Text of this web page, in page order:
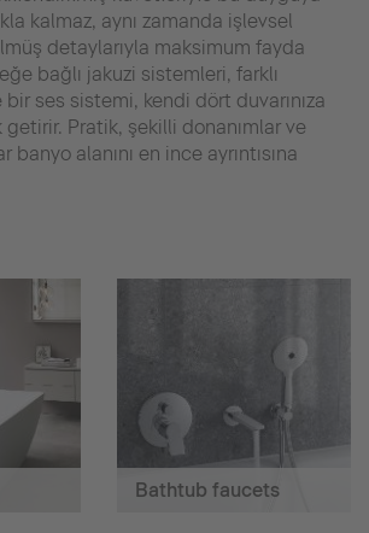
kalmaz, aynı zamanda işlevsel
detaylarıyla maksimum fayda
bağlı jakuzi sistemleri, farklı
ses sistemi, kendi dört duvarınıza
Pratik, şekilli donanımlar ve
banyo alanını en ince ayrıntısına
Bathtub faucets